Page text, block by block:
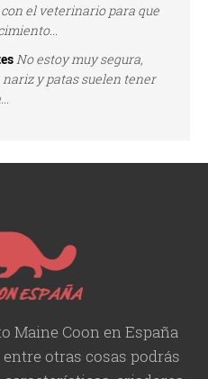
el veterinario para que
No estoy muy segura,
nariz y patas suelen tener
Maine Coon en España
otras cosas podrás